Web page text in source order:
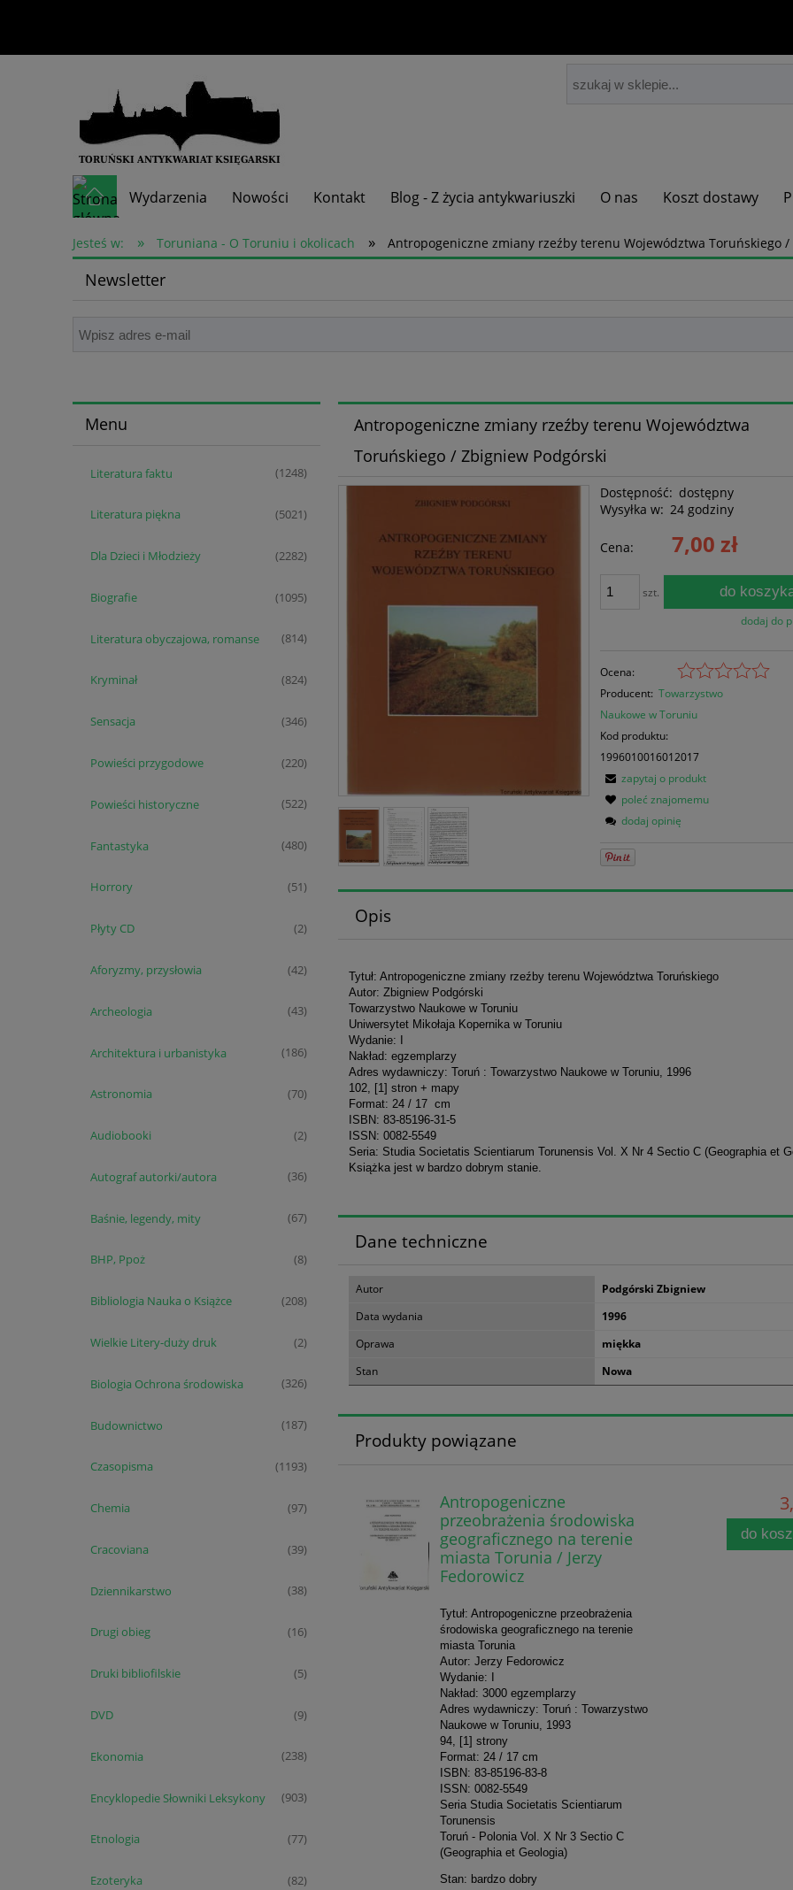
Wydarzenia Nowości Kontakt Blog - Z życia antykwariuszki O nas Koszt dostawy
Skup książek
Jesteś w: » Toruniana - O Toruniu i okolicach » Antropogeniczne zmiany rzeźby terenu Województwa Toruńskiego
Newsletter
Menu
Literatura faktu (1248)
Literatura piękna (5021)
Dla Dzieci i Młodzieży (2282)
Biografie (1095)
Literatura obyczajowa, romanse (814)
Kryminał (824)
Sensacja (346)
Powieści przygodowe (220)
Powieści historyczne (522)
Fantastyka (480)
Horrory (51)
Płyty CD (2)
Aforyzmy, przysłowia (42)
Archeologia (43)
Architektura i urbanistyka (186)
Astronomia (70)
Audiobooki (2)
Autograf autorki/autora (36)
Baśnie, legendy, mity (67)
BHP, Ppoż (8)
Bibliologia Nauka o Książce (208)
Wielkie Litery-duży druk (2)
Biologia Ochrona środowiska (326)
Budownictwo (187)
Czasopisma (1193)
Chemia (97)
Cracoviana (39)
Dziennikarstwo (38)
Drugi obieg (16)
Druki bibliofilskie (5)
DVD (9)
Ekonomia (238)
Encyklopedie Słowniki Leksykony (903)
Etnologia (77)
Ezoteryka (82)
Antropogeniczne zmiany rzeźby terenu Województwa
Toruńskiego / Zbigniew Podgórski
Dostępność: dostępny
Wysyłka w: 24 godziny
Cena: 7,00 zł
szt. do
dodaj do
Ocena:
Producent: Towarzystwo
Naukowe w Toruniu
Kod produktu:
1996010016012017
zapytaj o produkt
poleć znajomemu
dodaj opinię
Opis
Tytuł: Antropogeniczne zmiany rzeźby terenu Województwa Toruńskiego
Autor: Zbigniew Podgórski
Towarzystwo Naukowe w Toruniu
Uniwersytet Mikołaja Kopernika w Toruniu
Wydanie: I
Nakład: egzemplarzy
Adres wydawniczy: Toruń : Towarzystwo Naukowe w Toruniu, 1996
102, [1] stron + mapy
Format: 24 / 17 cm
ISBN: 83-85196-31-5
ISSN: 0082-5549
Seria: Studia Societatis Scientiarum Torunensis Vol. X Nr 4 Sectio C (Geographia et
Książka jest w bardzo dobrym stanie.
Dane techniczne
Autor
Podgórski Zbigniew
Data wydania
1996
Oprawa
miękka
Stan
Nowa
Produkty powiązane
Antropogeniczne
przeobrażenia środowiska
geograficznego na terenie
miasta Torunia / Jerzy
Fedorowicz
Tytuł: Antropogeniczne przeobrażenia
środowiska geograficznego na terenie
miasta Torunia
Autor: Jerzy Fedorowicz
Wydanie: I
Nakład: 3000 egzemplarzy
Adres wydawniczy: Toruń : Towarzystwo
Naukowe w Toruniu, 1993
94, [1] strony
Format: 24 / 17 cm
ISBN: 83-85196-83-8
ISSN: 0082-5549
Seria Studia Societatis Scientiarum
Torunensis
Toruń - Polonia Vol. X Nr 3 Sectio C
(Geographia et Geologia)
Stan: bardzo dobry
do